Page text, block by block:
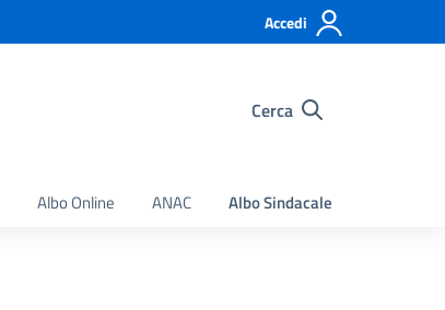
Accedi
Cerca
Albo Online ANAC Albo Sindacale